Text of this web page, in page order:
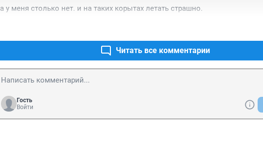
а у меня столько нет. и на таких корытах летать страшно.
Читать все комментарии
Гость
Войти